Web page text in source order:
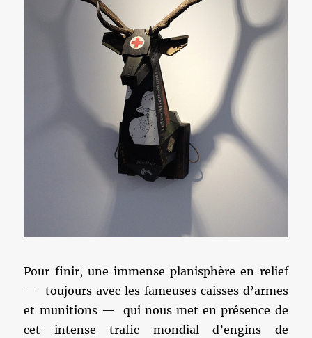
Pour finir, une immense planisphère en relief
— toujours avec les fameuses caisses d’armes
et munitions — qui nous met en présence de
cet intense trafic mondial d’engins de